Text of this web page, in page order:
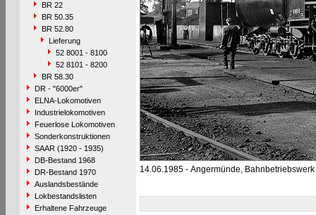
BR 22
BR 50.35
BR 52.80
Lieferung
52 8001 - 8100
52 8101 - 8200
BR 58.30
DR - "6000er"
ELNA-Lokomotiven
Industrielokomotiven
Feuerlose Lokomotiven
Sonderkonstruktionen
SAAR (1920 - 1935)
DB-Bestand 1968
DR-Bestand 1970
Auslandsbestände
Lokbestandslisten
Erhaltene Fahrzeuge
14.06.1985 - Angermünde, Bahnbetriebswerk